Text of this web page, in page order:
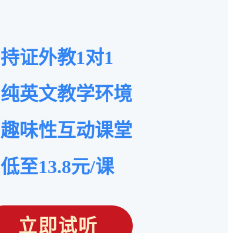
持证外教1对1
纯英文教学环境
趣味性互动课堂
低至13.8元/课
立即试听